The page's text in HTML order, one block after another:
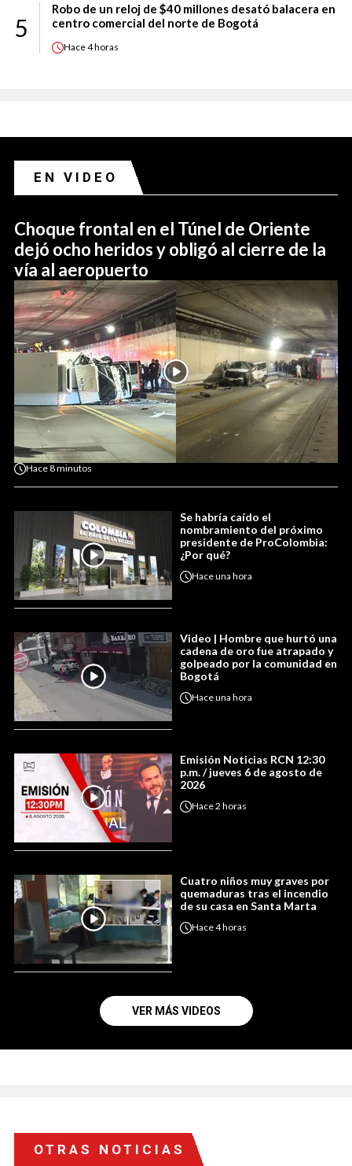
5
Robo de un reloj de $40 millones desató balacera en
centro comercial del norte de Bogotá
Hace4 horas
EN VIDEO
Choque frontal en el Túnel de Oriente
dejó ocho heridos y obligó al cierre de la
vía al aeropuerto
Hace8 minutos
Se habría caído el
nombramiento del próximo
presidente de ProColombia:
¿Por qué?
Haceuna hora
Video | Hombre que hurtó una
cadena de oro fue atrapado y
golpeado por la comunidad en
Bogotá
Haceuna hora
Emisión Noticias RCN 12:30
p.m. / jueves 6 de agosto de
2026
Hace2 horas
Cuatro niños muy graves por
quemaduras tras el incendio
de su casa en Santa Marta
Hace4 horas
VER MÁS VIDEOS
OTRAS NOTICIAS